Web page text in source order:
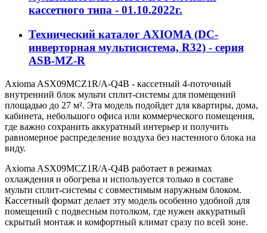
кассетного типа - 01.10.2022г.
Технический каталог AXIOMA (DC-
инверторная мультисистема, R32) - серия
ASB-MZ-R
Axioma ASX09MCZ1R/A-Q4B - кассетный 4-поточный
внутренний блок мульти сплит-системы для помещений
площадью до 27 м². Эта модель подойдет для квартиры, дома,
кабинета, небольшого офиса или коммерческого помещения,
где важно сохранить аккуратный интерьер и получить
равномерное распределение воздуха без настенного блока на
виду.
Axioma ASX09MCZ1R/A-Q4B работает в режимах
охлаждения и обогрева и используется только в составе
мульти сплит-системы с совместимым наружным блоком.
Кассетный формат делает эту модель особенно удобной для
помещений с подвесным потолком, где нужен аккуратный
скрытый монтаж и комфортный климат сразу по всей зоне.